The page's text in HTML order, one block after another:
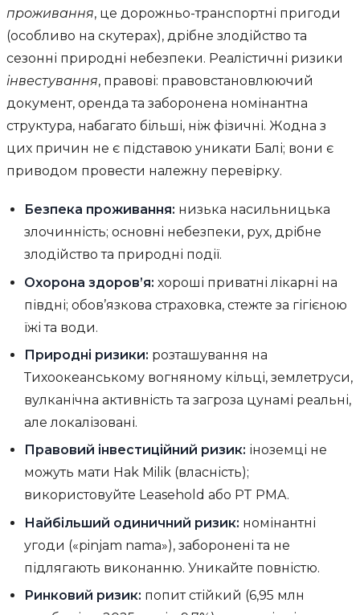
проживання, це дорожньо-транспортні пригоди
(особливо на скутерах), дрібне злодійство та
сезонні природні небезпеки. Реалістичні ризики
інвестування, правові: правовстановлюючий
документ, оренда та заборонена номінантна
структура, набагато більші, ніж фізичні. Жодна з
цих причин не є підставою уникати Балі; вони є
приводом провести належну перевірку.
Безпека проживання: низька насильницька
злочинність; основні небезпеки, рух, дрібне
злодійство та природні події.
Охорона здоров’я: хороші приватні лікарні на
півдні; обов’язкова страховка, стежте за гігієною
їжі та води.
Природні ризики: розташування на
Тихоокеанському вогняному кільці, землетруси,
вулканічна активність та загроза цунамі реальні,
але локалізовані.
Правовий інвестиційний ризик: іноземці не
можуть мати Hak Milik (власність);
використовуйте Leasehold або PT PMA.
Найбільший одиничний ризик: номінантні
угоди («pinjam nama»), заборонені та не
підлягають виконанню. Уникайте повністю.
Ринковий ризик: попит стійкий (6,95 млн